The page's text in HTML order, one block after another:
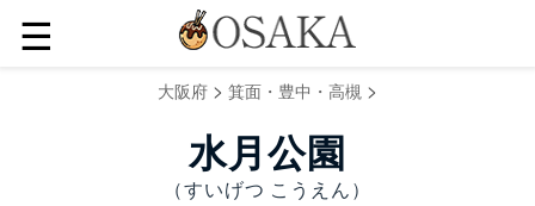
☰
大阪府 > 箕面・豊中・高槻 >
水月公園
（すいげつ こうえん）